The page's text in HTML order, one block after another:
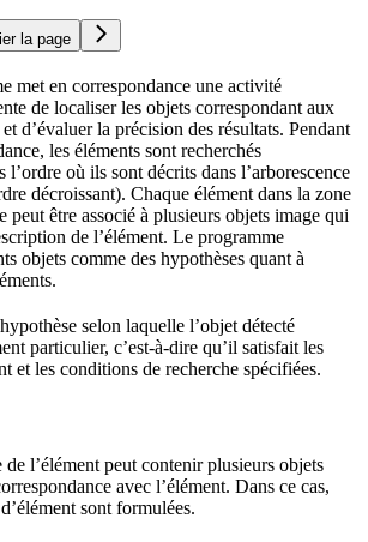
la page
met en correspondance une activité
de localiser les objets correspondant aux
d’évaluer la précision des résultats. Pendant
les éléments sont recherchés
l’ordre où ils sont décrits dans l’arborescence
décroissant). Chaque élément dans la zone
peut être associé à plusieurs objets image qui
de l’élément. Le programme
objets comme des hypothèses quant à
selon laquelle l’objet détecté
particulier, c’est‑à‑dire qu’il satisfait les
et les conditions de recherche spécifiées.
l’élément peut contenir plusieurs objets
avec l’élément. Dans ce cas,
sont formulées.